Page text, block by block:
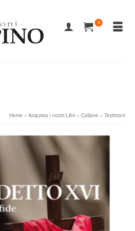
0
Home » Acquista i nostri Libri » Collane » Testimoni